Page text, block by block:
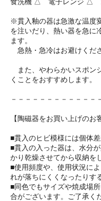
※貫入釉の器は急激な温度
を注いだり、熱い器を急に
ます。
急熱・急冷はお避けくだ
また、やわらかいスポン
くことをおすすめします。
－－－－－－－－－－－－
【陶磁器をお買い上げのお
■貫入のヒビ模様には個体差
■貫入の入った器は、水分
かり乾燥させてから収納を
■使用頻度や、使用状況に
れが落ちにくくなったりす
■同色でもサイズや焼成場
合がございます。ご了承く